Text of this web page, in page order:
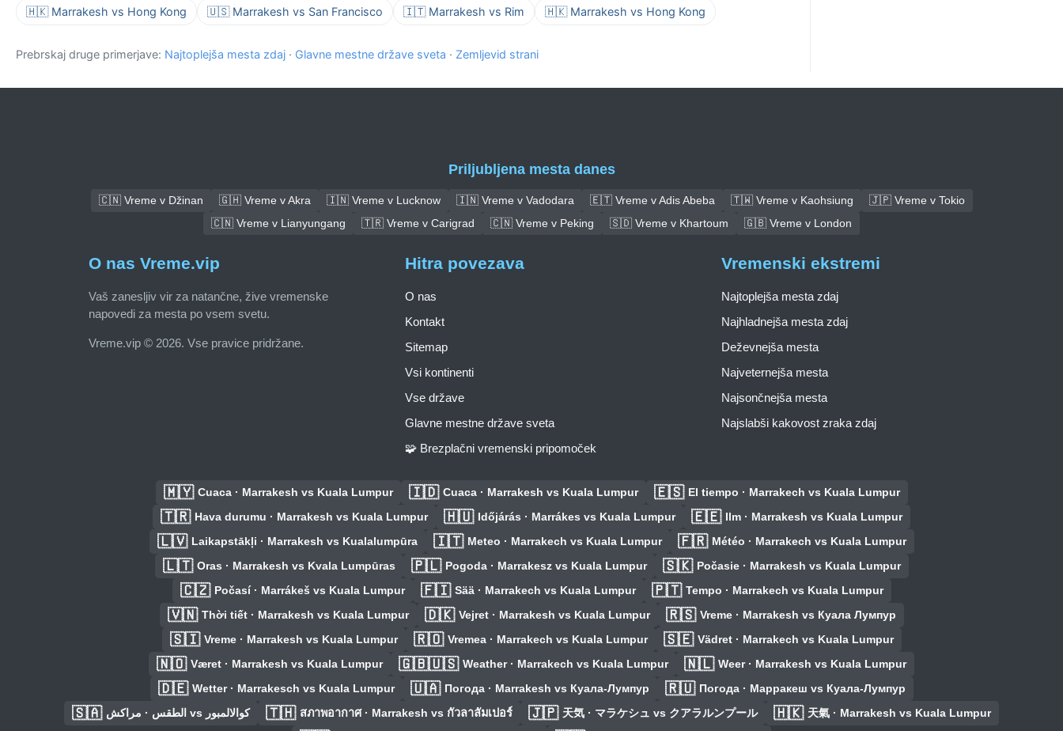
🇭🇰 Marrakesh vs Hong Kong 🇺🇸 Marrakesh vs San Francisco 🇮🇹 Marrakesh vs Rim 🇭🇰 Marrakesh vs Hong Kong
Prebrskaj druge primerjave: Najtoplejša mesta zdaj · Glavne mestne države sveta · Zemljevid strani
Priljubljena mesta danes
🇨🇳 Vreme v Džinan 🇬🇭 Vreme v Akra 🇮🇳 Vreme v Lucknow 🇮🇳 Vreme v Vadodara 🇪🇹 Vreme v Adis Abeba 🇹🇼 Vreme v Kaohsiung
🇯🇵 Vreme v Tokio
🇨🇳 Vreme v Lianyungang
🇹🇷 Vreme v Carigrad 🇨🇳 Vreme v Peking 🇸🇩 Vreme v Khartoum 🇬🇧 Vreme v London
O nas Vreme.vip
Vaš zanesljiv vir za natančne, žive vremenske
napovedi za mesta po vsem svetu.
Vreme.vip © 2026. Vse pravice pridržane.
Hitra povezava
O nas
Kontakt
Sitemap
Vsi kontinenti
Vse države
Glavne mestne države sveta
🧩 Brezplačni vremenski pripomoček
Vremenski ekstremi
Najtoplejša mesta zdaj
Najhladnejša mesta zdaj
Deževnejša mesta
Najveternejša mesta
Najsončnejša mesta
Najslabši kakovost zraka zdaj
🇲🇾 Cuaca · Marrakesh vs Kuala Lumpur 🇮🇩 Cuaca · Marrakesh vs Kuala Lumpur 🇪🇸 El tiempo · Marrakech vs Kuala Lumpur
🇹🇷 Hava durumu · Marrakesh vs Kuala Lumpur 🇭🇺 Időjárás · Marrákes vs Kuala Lumpur 🇪🇪 Ilm · Marrakesh vs Kuala Lumpur
🇱🇻 Laikapstākļi · Marrakesh vs Kualalumpūra 🇮🇹 Meteo · Marrakech vs Kuala Lumpur 🇫🇷 Météo · Marrakech vs Kuala Lumpur
🇱🇹 Oras · Marrakesh vs Kvala Lumpūras 🇵🇱 Pogoda · Marrakesz vs Kuala Lumpur 🇸🇰 Počasie · Marrakesh vs Kuala Lumpur
🇨🇿 Počasí · Marrákeš vs Kuala Lumpur 🇫🇮 Sää · Marrakech vs Kuala Lumpur 🇵🇹 Tempo · Marrakech vs Kuala Lumpur
🇻🇳 Thời tiết · Marrakesh vs Kuala Lumpur 🇩🇰 Vejret · Marrakesh vs Kuala Lumpur 🇷🇸 Vreme · Marrakesh vs Куала Лумпур
🇸🇮 Vreme · Marrakesh vs Kuala Lumpur 🇷🇴 Vremea · Marrakech vs Kuala Lumpur 🇸🇪 Vädret · Marrakech vs Kuala Lumpur
🇳🇴 Været · Marrakesh vs Kuala Lumpur 🇬🇧🇺🇸 Weather · Marrakech vs Kuala Lumpur 🇳🇱 Weer · Marrakesh vs Kuala Lumpur
🇩🇪 Wetter · Marrakesch vs Kuala Lumpur 🇺🇦 Погода · Marrakesh vs Куала-Лумпур 🇷🇺 Погода · Марракеш vs Куала-Лумпур
🇸🇦 الطقس · مراكش vs كوالالمبور 🇹🇭 สภาพอากาศ · Marrakesh vs กัวลาลัมเปอร์ 🇯🇵 天気 · マラケシュ vs クアラルンプール 🇭🇰 天氣 · Marrakesh vs Kuala Lumpur